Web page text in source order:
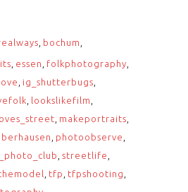
bochum
essen folkphotography
ig_shutterbugs
lookslikefilm
loves_street makeportraits
photoobserve
streetlife
tfp tfpshooting